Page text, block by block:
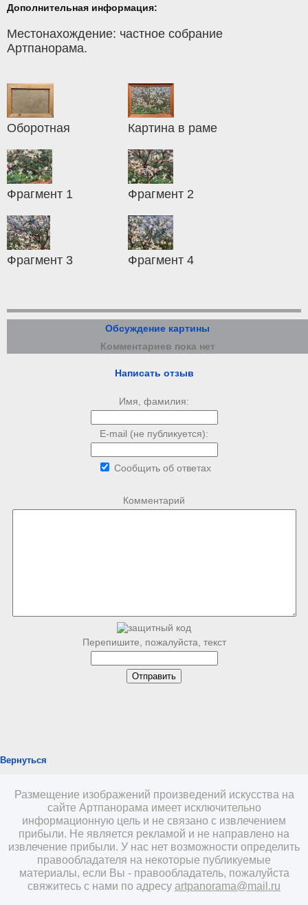
Дополнительная информация:
Местонахождение: частное собрание
Артпанорама.
Оборотная Картина в раме
Фрагмент 1 Фрагмент 2
Фрагмент 3 Фрагмент 4
Обсуждение картины
Комментариев пока нет
Написать отзыв
Имя, фамилия:
E-mail (не публикуется):
Сообщить об ответах
Комментарий
Перепишите, пожалуйста, текст
Вернуться
Размещение изображений произведений искусства на
сайте Артпанорама имеет исключительно
информационную цель и не связано с извлечением
прибыли. Не является рекламой и не направлено на
извлечение прибыли. У нас нет возможности определить
правообладателя на некоторые публикуемые
материалы, если Вы - правообладатель, пожалуйста
свяжитесь с нами по адресу artpanorama@mail.ru